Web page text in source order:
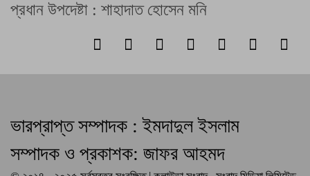
প্রধান উপদেষ্টা : শাহাদাত হোসেন মনি
ভারপ্রাপ্ত সম্পাদক : ইমদাদুল ইসলাম
সম্পাদক ও প্রকাশক: জাফর আহমদ